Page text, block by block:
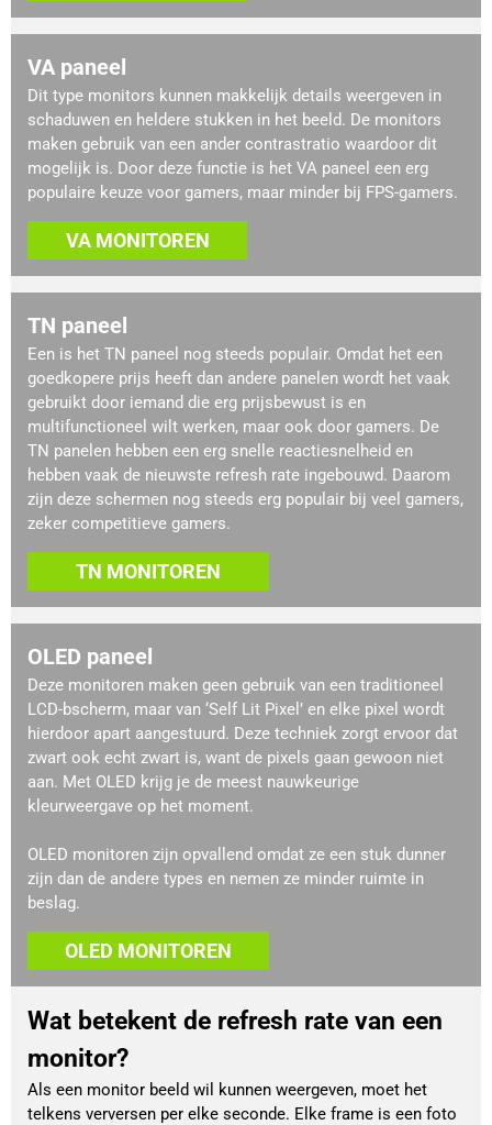
VA paneel
Dit type monitors kunnen makkelijk details weergeven in
schaduwen en heldere stukken in het beeld. De monitors
maken gebruik van een ander contrastratio waardoor dit
mogelijk is. Door deze functie is het VA paneel een erg
populaire keuze voor gamers, maar minder bij FPS-gamers.
VA MONITOREN
TN paneel
Een is het TN paneel nog steeds populair. Omdat het een
goedkopere prijs heeft dan andere panelen wordt het vaak
gebruikt door iemand die erg prijsbewust is en
multifunctioneel wilt werken, maar ook door gamers. De
TN panelen hebben een erg snelle reactiesnelheid en
hebben vaak de nieuwste refresh rate ingebouwd. Daarom
zijn deze schermen nog steeds erg populair bij veel gamers,
zeker competitieve gamers.
TN MONITOREN
OLED paneel
Deze monitoren maken geen gebruik van een traditioneel
LCD-bscherm, maar van ‘Self Lit Pixel’ en elke pixel wordt
hierdoor apart aangestuurd. Deze techniek zorgt ervoor dat
zwart ook echt zwart is, want de pixels gaan gewoon niet
aan. Met OLED krijg je de meest nauwkeurige
kleurweergave op het moment.
OLED monitoren zijn opvallend omdat ze een stuk dunner
zijn dan de andere types en nemen ze minder ruimte in
beslag.
OLED MONITOREN
Wat betekent de refresh rate van een
monitor?
Als een monitor beeld wil kunnen weergeven, moet het
telkens verversen per elke seconde. Elke frame is een foto